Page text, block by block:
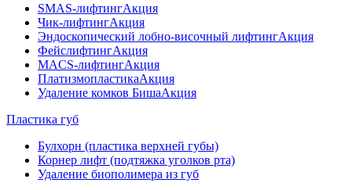
SMAS-лифтингАкция
Чик-лифтингАкция
Эндоскопический лобно-височный лифтингАкция
ФейслифтингАкция
MACS-лифтингАкция
ПлатизмопластикаАкция
Удаление комков БишаАкция
Пластика губ
Булхорн (пластика верхней губы)
Корнер лифт (подтяжка уголков рта)
Удаление биополимера из губ